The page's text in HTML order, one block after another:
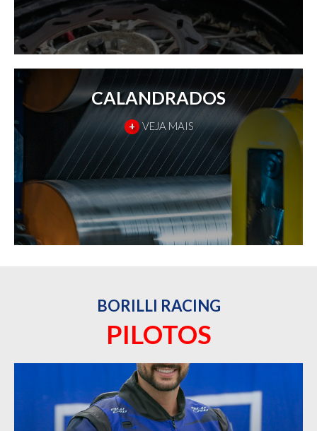
CALANDRADOS
+ VEJA MAIS
BORILLI RACING
PILOTOS